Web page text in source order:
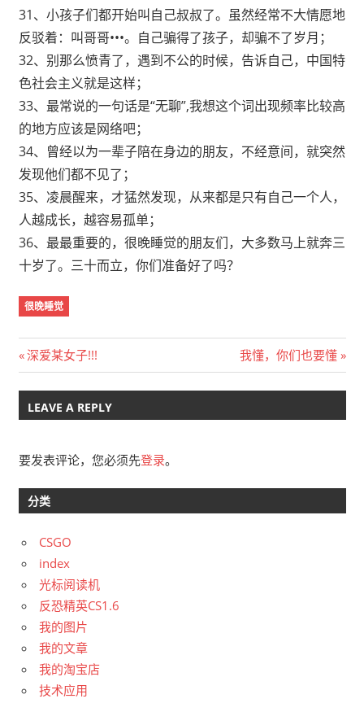
31、小孩子们都开始叫自己叔叔了。虽然经常不大情愿地
反驳着：叫哥哥•••。自己骗得了孩子，却骗不了岁月；
32、别那么愤青了，遇到不公的时候，告诉自己，中国特
色社会主义就是这样；
33、最常说的一句话是“无聊”,我想这个词出现频率比较高
的地方应该是网络吧；
34、曾经以为一辈子陪在身边的朋友，不经意间，就突然
发现他们都不见了；
35、凌晨醒来，才猛然发现，从来都是只有自己一个人，
人越成长，越容易孤单；
36、最最重要的，很晚睡觉的朋友们，大多数马上就奔三
十岁了。三十而立，你们准备好了吗？
很晚睡觉
文
章
导
航
Previous
Post:
深爱某女子!!!
Next
Post:
我懂，你们也要懂
LEAVE A REPLY
要发表评论，您必须先登录。
分类
CSGO
index
光标阅读机
反恐精英CS1.6
我的图片
我的文章
我的淘宝店
技术应用